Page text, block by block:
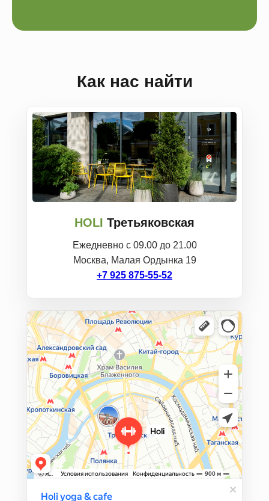
Holi yoga & cafe
Студия йоги в Москве
Кофе с собой в Москве
Как нас найти
HOLI Третьяковская
Ежедневно с 09.00 до 21.00
Москва, Малая Ордынка 19
+7 925 875-55-52